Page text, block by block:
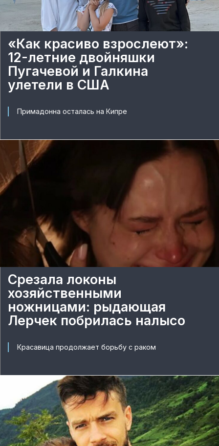
«Как красиво взрослеют»:
12-летние двойняшки
Пугачевой и Галкина
улетели в США
Примадонна осталась на Кипре
Срезала локоны
хозяйственными
ножницами: рыдающая
Лерчек побрилась налысо
Красавица продолжает борьбу с раком